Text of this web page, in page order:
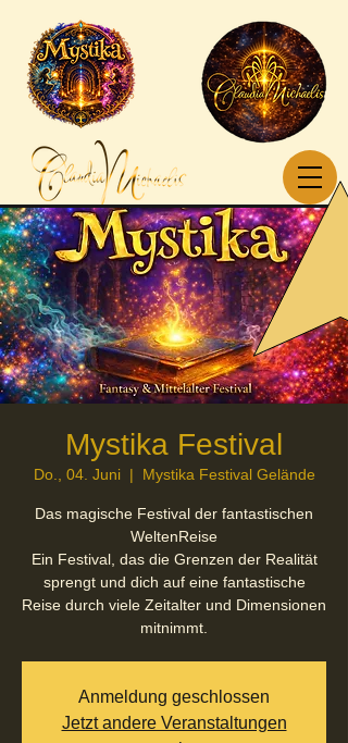
Mystika Festival
Do., 04. Juni
  |
Mystika Festival Gelände
Das magische Festival der fantastischen
WeltenReise
Ein Festival, das die Grenzen der Realität
sprengt und dich auf eine fantastische
Reise durch viele Zeitalter und Dimensionen
mitnimmt.
Anmeldung geschlossen
Jetzt andere Veranstaltungen